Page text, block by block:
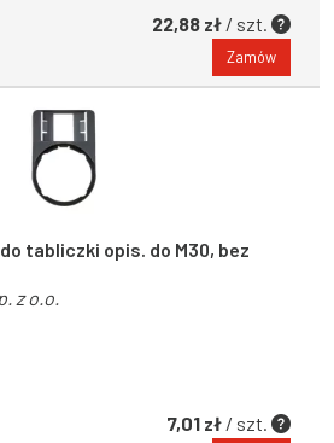
22,88 zł / szt.
Zamów
tabliczki opis. do M30, bez
z o.o.
7,01 zł / szt.